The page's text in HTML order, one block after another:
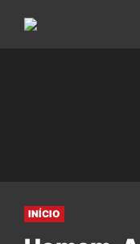
INÍCIO